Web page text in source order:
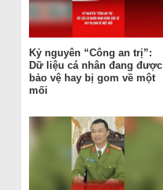
Kỷ nguyên “Công an trị”:
Dữ liệu cá nhân đang được
bảo vệ hay bị gom về một
mối